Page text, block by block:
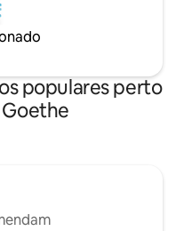
populares perto